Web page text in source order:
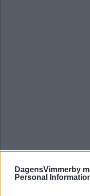
DagensVimmerby
Personal